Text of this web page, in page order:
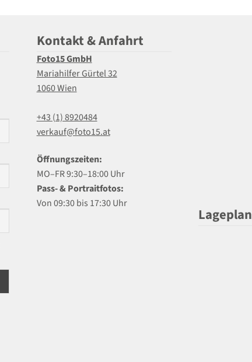
Kontakt & Anfahrt
Foto15 GmbH
Mariahilfer Gürtel 32
1060 Wien
+43 (1) 8920484
verkauf@foto15.at
Öffnungszeiten:
MO–FR 9:30–18:00 Uhr
Pass- & Portraitfotos:
Von 09:30 bis 17:30 Uhr
Lageplan